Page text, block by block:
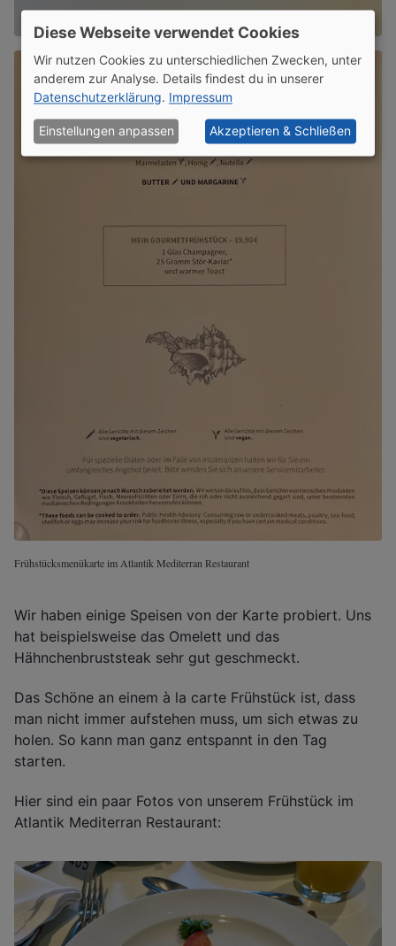
Frühstücksmenükarte im Atlantik Mediterran Restaurant
Wir haben einige Speisen von der Karte probiert. Uns
hat beispielsweise das Omelett und das
Hähnchenbruststeak sehr gut geschmeckt.
Das Schöne an einem à la carte Frühstück ist, dass
man nicht immer aufstehen muss, um sich etwas zu
holen. So kann man ganz entspannt in den Tag
starten.
Hier sind ein paar Fotos von unserem Frühstück im
Atlantik Mediterran Restaurant:
Diese Webseite verwendet Cookies
Wir nutzen Cookies zu unterschiedlichen Zwecken, unter
anderem zur Analyse. Details findest du in unserer
Datenschutzerklärung. Impressum
Einstellungen anpassen Akzeptieren & Schließen